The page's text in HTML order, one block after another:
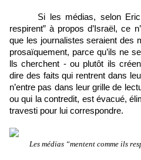
Si les médias, selon
respirent” à propos d’Israël, ce
que les journalistes seraient des
prosaïquement, parce qu’ils ne
lls cherchent - ou plutôt ils
dire des faits qui rentrent dans
n’entre pas dans leur grille de
ou qui la contredit, est évacué,
travesti pour lui correspondre.
Les médias “mentent comme ils